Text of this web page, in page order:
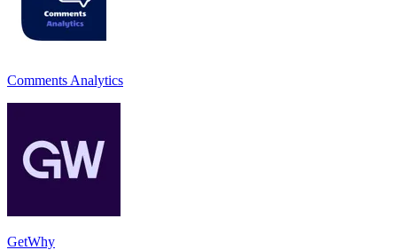
Comments Analytics
GetWhy